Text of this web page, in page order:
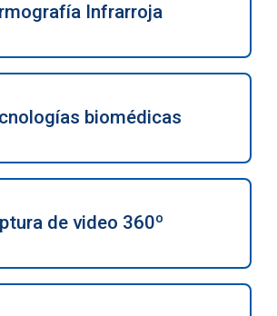
Infrarroja
biomédicas
de video 360º